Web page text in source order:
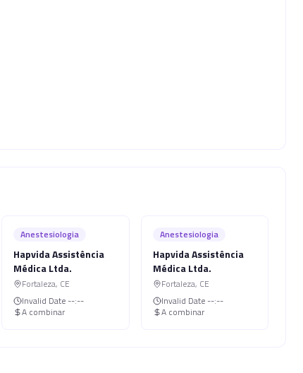
Anestesiologia
Hapvida Assistência
Médica Ltda.
Fortaleza, CE
Invalid Date --:--
A combinar
Anestesiologia
Hapvida Assistência
Médica Ltda.
Fortaleza, CE
Invalid Date --:--
A combinar